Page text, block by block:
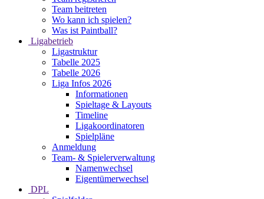
Team beitreten
Wo kann ich spielen?
Was ist Paintball?
Ligabetrieb
Ligastruktur
Tabelle 2025
Tabelle 2026
Liga Infos 2026
Informationen
Spieltage & Layouts
Timeline
Ligakoordinatoren
Spielpläne
Anmeldung
Team- & Spielerverwaltung
Namenwechsel
Eigentümerwechsel
DPL